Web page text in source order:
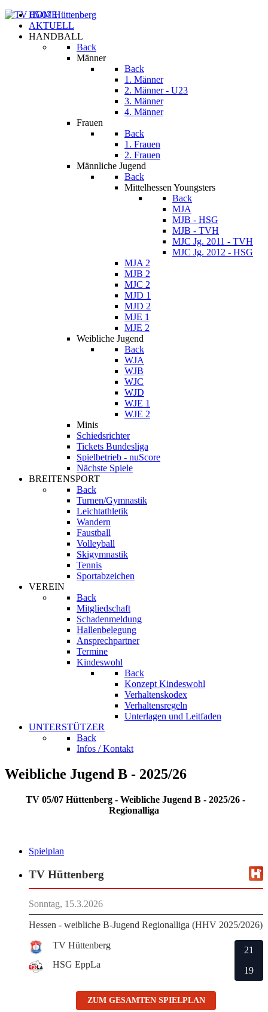
HOME
AKTUELL
HANDBALL
Back
Männer
Back
1. Männer
2. Männer - U23
3. Männer
4. Männer
Frauen
Back
1. Frauen
2. Frauen
Männliche Jugend
Back
Mittelhessen Youngsters
Back
MJA
MJB - HSG
MJB - TVH
MJC Jg. 2011 - TVH
MJC Jg. 2012 - HSG
MJA 2
MJB 2
MJC 2
MJD 1
MJD 2
MJE 1
MJE 2
Weibliche Jugend
Back
WJA
WJB
WJC
WJD
WJE 1
WJE 2
Minis
Schiedsrichter
Tickets Bundesliga
Spielbetrieb - nuScore
Nächste Spiele
BREITENSPORT
Back
Turnen/Gymnastik
Leichtathletik
Wandern
Faustball
Volleyball
Skigymnastik
Tennis
Sportabzeichen
VEREIN
Back
Mitgliedschaft
Schadenmeldung
Hallenbelegung
Ansprechpartner
Termine
Kindeswohl
Back
Konzept Kindeswohl
Verhaltenskodex
Verhaltensregeln
Unterlagen und Leitfaden
UNTERSTÜTZER
Back
Infos / Kontakt
Weibliche Jugend B - 2025/26
TV 05/07 Hüttenberg - Weibliche Jugend B - 2025/26 -
Regionalliga
Spielplan
TV Hüttenberg
Sonntag, 15.3.2026
Hessen - weibliche B-Jugend Regionalliga (HHV 2025/2026)
TV Hüttenberg
HSG EppLa
21
19
ZUM GESAMTEN SPIELPLAN